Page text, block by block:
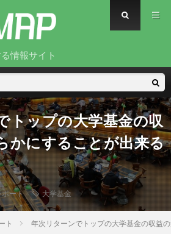
情報サイト
トップの大学基金の収
かにすることが出来る
ポート 大学基金
ト 年次リターンでトップの大学基金の収益